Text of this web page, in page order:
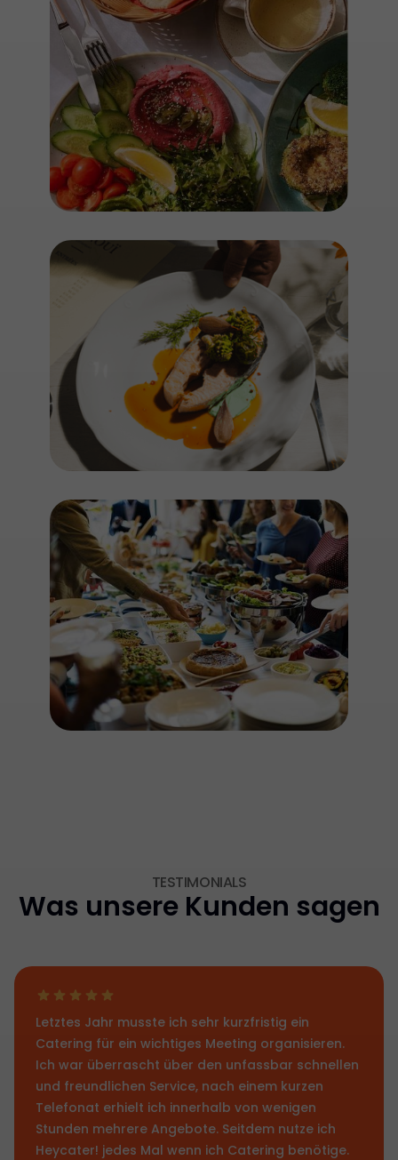
TESTIMONIALS
Was unsere Kunden sagen
Letztes Jahr musste ich sehr kurzfristig ein
Catering für ein wichtiges Meeting organisieren.
Ich war überrascht über den unfassbar schnellen
und freundlichen Service, nach einem kurzen
Telefonat erhielt ich innerhalb von wenigen
Stunden mehrere Angebote. Seitdem nutze ich
Heycater! jedes Mal wenn ich Catering benötige.